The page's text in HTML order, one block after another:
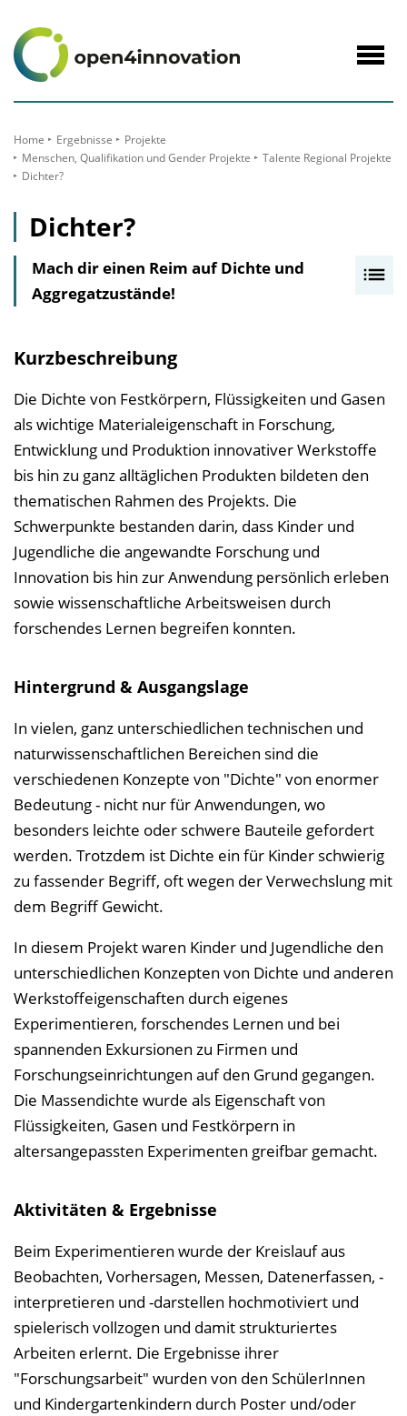
Inhalt
Home Ergebnisse
Projekte
Menschen, Qualifikation und Gender Projekte
Talente Regional Projekte
Dichter?
Dichter?
t
v
e
i
e
n
l
e
n
n
Mach dir einen Reim auf Dichte und
Aggregatzustände!
Kurzbeschreibung
Die Dichte von Festkörpern, Flüssigkeiten und Gasen
als wichtige Materialeigenschaft in Forschung,
Entwicklung und Produktion innovativer Werkstoffe
bis hin zu ganz alltäglichen Produkten bildeten den
thematischen Rahmen des Projekts. Die
Schwerpunkte bestanden darin, dass Kinder und
Jugendliche die angewandte Forschung und
Innovation bis hin zur Anwendung persönlich erleben
sowie wissenschaftliche Arbeitsweisen durch
forschendes Lernen begreifen konnten.
Hintergrund & Ausgangslage
In vielen, ganz unterschiedlichen technischen und
naturwissenschaftlichen Bereichen sind die
verschiedenen Konzepte von "Dichte" von enormer
Bedeutung - nicht nur für Anwendungen, wo
besonders leichte oder schwere Bauteile gefordert
werden. Trotzdem ist Dichte ein für Kinder schwierig
zu fassender Begriff, oft wegen der Verwechslung mit
dem Begriff Gewicht.
In diesem Projekt waren Kinder und Jugendliche den
unterschiedlichen Konzepten von Dichte und anderen
Werkstoffeigenschaften durch eigenes
Experimentieren, forschendes Lernen und bei
spannenden Exkursionen zu Firmen und
Forschungseinrichtungen auf den Grund gegangen.
Die Massendichte wurde als Eigenschaft von
Flüssigkeiten, Gasen und Festkörpern in
altersangepassten Experimenten greifbar gemacht.
Aktivitäten & Ergebnisse
Beim Experimentieren wurde der Kreislauf aus
Beobachten, Vorhersagen, Messen, Datenerfassen, -
interpretieren und -darstellen hochmotiviert und
spielerisch vollzogen und damit strukturiertes
Arbeiten erlernt. Die Ergebnisse ihrer
"Forschungsarbeit" wurden von den SchülerInnen
und Kindergartenkindern durch Poster und/oder